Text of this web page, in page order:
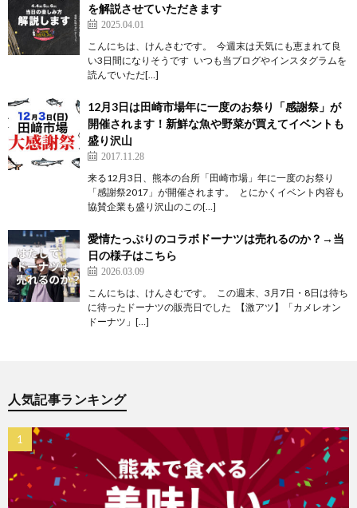
を解説させていただきます
2025.04.01
こんにちは、けんさむです。 今週末は天気にも恵まれて良
い3日間になりそうです いつも当ブログやインスタグラムを
読んでいただ[…]
12月3日は田崎市場年に一度のお祭り「感謝祭」が
開催されます！新鮮な魚や野菜が買えてイベントも
盛り沢山
2017.11.28
来る12月3日、熊本の台所「田崎市場」年に一度のお祭り
「感謝祭2017」が開催されます。 とにかくイベント内容も
協賛企業も盛り沢山のこの[…]
愛情たっぷりのコラボドーナツは売れるのか？→当
日の様子はこちら
2026.03.09
こんにちは、けんさむです。 この週末、3月7日・8日は待ち
に待ったドーナツの販売日でした 【激アツ】「カメレオン
ドーナツ」[…]
人気記事ランキング